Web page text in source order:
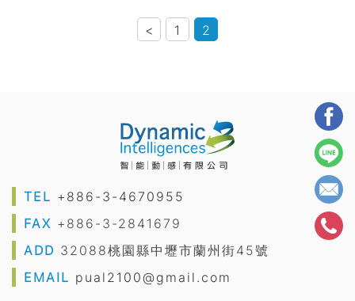
< 1 2
TEL +886-3-4670955
FAX +886-3-2841679
ADD 32088桃園縣中壢市蘭州街45號
EMAIL pual2100@gmail.com